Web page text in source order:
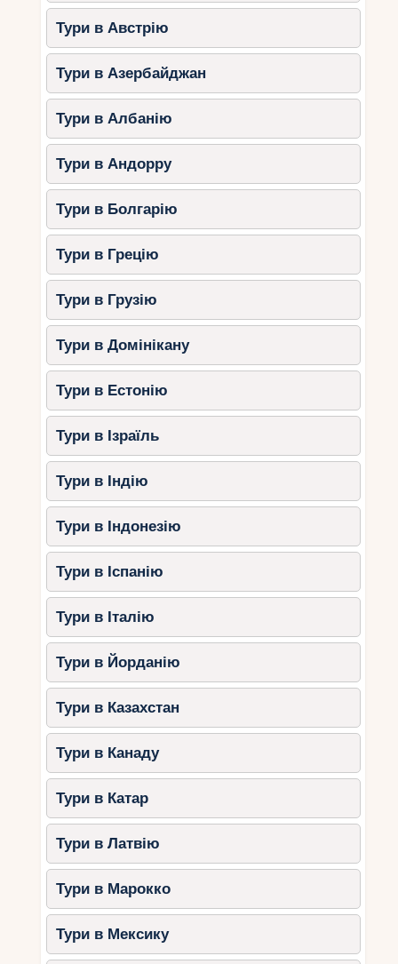
Тури в Австрію
Тури в Азербайджан
Тури в Албанію
Тури в Андорру
Тури в Болгарію
Тури в Грецію
Тури в Грузію
Тури в Домінікану
Тури в Естонію
Тури в Ізраїль
Тури в Індію
Тури в Індонезію
Тури в Іспанію
Тури в Італію
Тури в Йорданію
Тури в Казахстан
Тури в Канаду
Тури в Катар
Тури в Латвію
Тури в Марокко
Тури в Мексику